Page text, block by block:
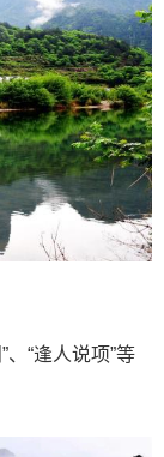
、“逢人说项”等